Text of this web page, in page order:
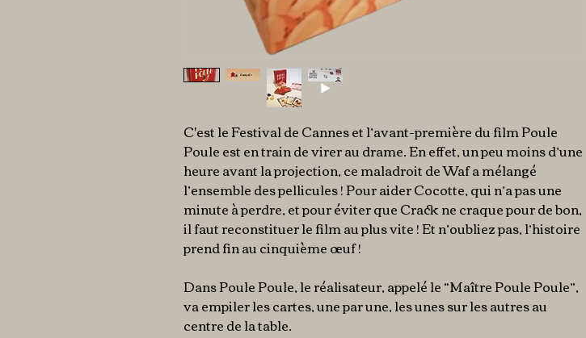
C'est le Festival de Cannes et l’avant-première du film Poule
Poule est en train de virer au drame. En effet, un peu moins d’une
heure avant la projection, ce maladroit de Waf a mélangé
l’ensemble des pellicules ! Pour aider Cocotte, qui n’a pas une
minute à perdre, et pour éviter que Crack ne craque pour de bon,
il faut reconstituer le film au plus vite ! Et n’oubliez pas, l’histoire
prend fin au cinquième œuf !
Dans Poule Poule, le réalisateur, appelé le “Maître Poule Poule”,
va empiler les cartes, une par une, les unes sur les autres au
centre de la table.